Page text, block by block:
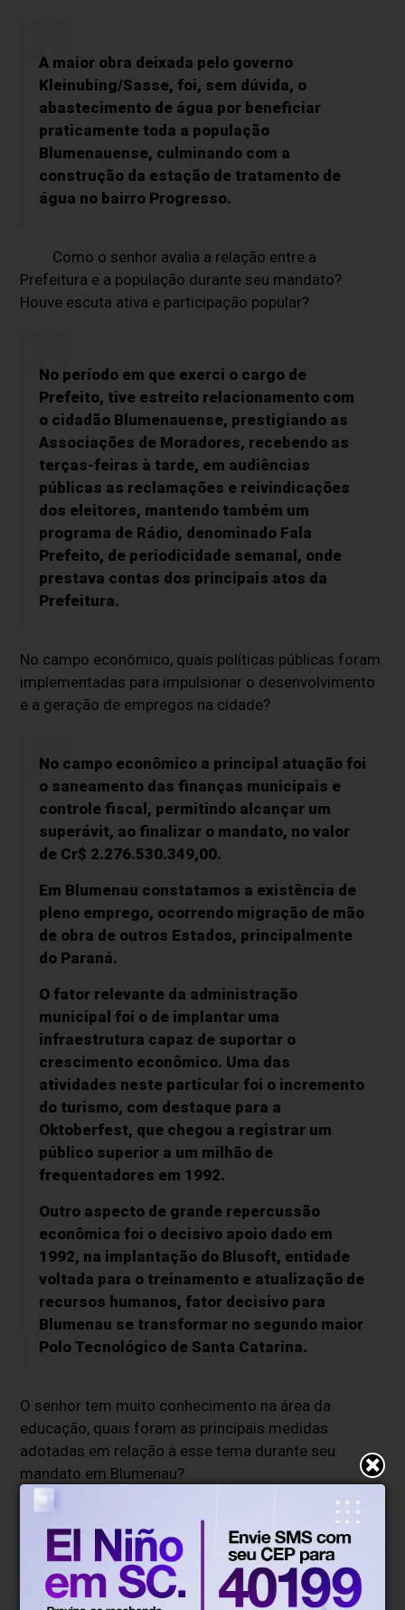
A maior obra deixada pelo governo
Kleinubing/Sasse, foi, sem dúvida, o
abastecimento de água por beneficiar
praticamente toda a população
Blumenauense, culminando com a
construção da estação de tratamento de
água no bairro Progresso.
Como o senhor avalia a relação entre a
Prefeitura e a população durante seu mandato?
Houve escuta ativa e participação popular?
No período em que exerci o cargo de
Prefeito, tive estreito relacionamento com
o cidadão Blumenauense, prestigiando as
Associações de Moradores, recebendo as
terças-feiras à tarde, em audiências
públicas as reclamações e reivindicações
dos eleitores, mantendo também um
programa de Rádio, denominado Fala
Prefeito, de periodicidade semanal, onde
prestava contas dos principais atos da
Prefeitura.
No campo econômico, quais políticas públicas foram
implementadas para impulsionar o desenvolvimento
e a geração de empregos na cidade?
No campo econômico a principal atuação foi
o saneamento das finanças municipais e
controle fiscal, permitindo alcançar um
superávit, ao finalizar o mandato, no valor
de Cr$ 2.276.530.349,00.
Em Blumenau constatamos a existência de
pleno emprego, ocorrendo migração de mão
de obra de outros Estados, principalmente
do Paraná.
O fator relevante da administração
municipal foi o de implantar uma
infraestrutura capaz de suportar o
crescimento econômico. Uma das
atividades neste particular foi o incremento
do turismo, com destaque para a
Oktoberfest, que chegou a registrar um
público superior a um milhão de
frequentadores em 1992.
Outro aspecto de grande repercussão
econômica foi o decisivo apoio dado em
1992, na implantação do Blusoft, entidade
voltada para o treinamento e atualização de
recursos humanos, fator decisivo para
Blumenau se transformar no segundo maior
Polo Tecnológico de Santa Catarina.
O senhor tem muito conhecimento na área da
educação, quais foram as principais medidas
adotadas em relação à esse tema durante seu
mandato em Blumenau?
A menina dos olhos, durante o meu
mandato, foi, sem dúvida, a Educação!
Uma das medidas marcantes foi implantar a